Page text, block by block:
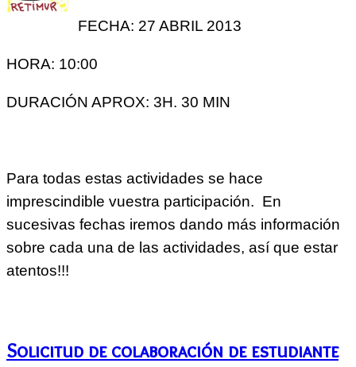
FECHA: 27 ABRIL 2013
HORA: 10:00
DURACIÓN APROX: 3H. 30 MIN
Para todas estas actividades se hace
imprescindible vuestra participación. En
sucesivas fechas iremos dando más información
sobre cada una de las actividades, así que estar
atentos!!!
Solicitud de colaboración de estudiante